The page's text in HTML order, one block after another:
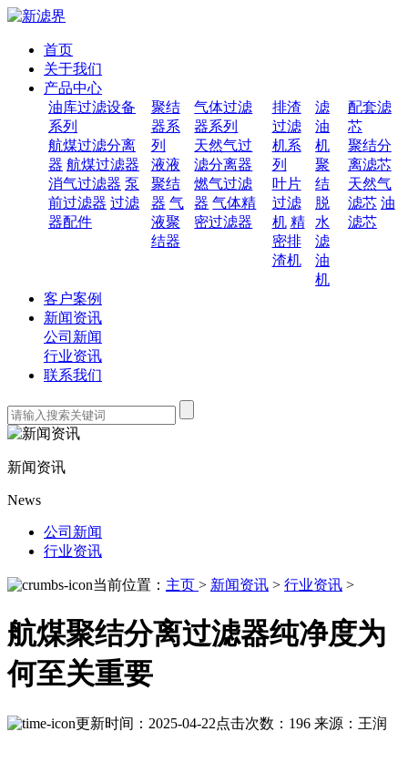
首页
关于我们
产品中心
油库过滤设备
系列
航煤过滤分离
器 航煤过滤器
消气过滤器 泵
前过滤器 过滤
器配件
聚结
器系
列
液液
聚结
器 气
液聚
结器
气体过滤
器系列
天然气过
滤分离器
燃气过滤
器 气体精
密过滤器
排渣
过滤
机系
列
叶片
过滤
机 精
密排
渣机
滤
油
机
聚
结
脱
水
滤
油
机
配套滤
芯
聚结分
离滤芯
天然气
滤芯 油
滤芯
客户案例
新闻资讯
公司新闻
行业资讯
联系我们
新闻资讯
News
公司新闻
行业资讯
当前位置： 主页 > 新闻资讯 > 行业资讯 >
航煤聚结分离过滤器纯净度为
何至关重要
更新时间：2025-04-22点击次数：196 来源：王润